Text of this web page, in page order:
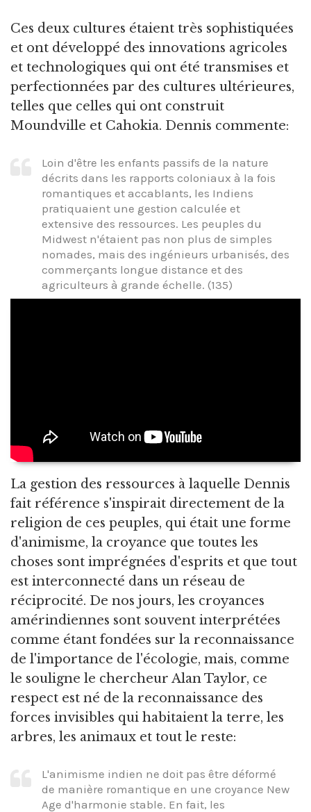
Ces deux cultures étaient très sophistiquées
et ont développé des innovations agricoles
et technologiques qui ont été transmises et
perfectionnées par des cultures ultérieures,
telles que celles qui ont construit
Moundville et Cahokia. Dennis commente:
Loin d'être les enfants passifs de la nature
décrits dans les rapports coloniaux à la fois
romantiques et accablants, les Indiens
pratiquaient une gestion calculée et
extensive des ressources. Les peuples du
Midwest n'étaient pas non plus de simples
nomades, mais des ingénieurs urbanisés, des
commerçants longue distance et des
agriculteurs à grande échelle. (135)
La gestion des ressources à laquelle Dennis
fait référence s'inspirait directement de la
religion de ces peuples, qui était une forme
d'animisme, la croyance que toutes les
choses sont imprégnées d'esprits et que tout
est interconnecté dans un réseau de
réciprocité. De nos jours, les croyances
amérindiennes sont souvent interprétées
comme étant fondées sur la reconnaissance
de l'importance de l'écologie, mais, comme
le souligne le chercheur Alan Taylor, ce
respect est né de la reconnaissance des
forces invisibles qui habitaient la terre, les
arbres, les animaux et tout le reste:
L'animisme indien ne doit pas être déformé
de manière romantique en une croyance New
Age d'harmonie stable. En fait, les